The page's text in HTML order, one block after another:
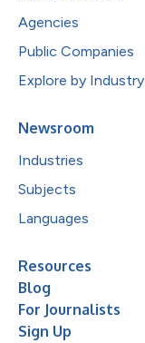
Agencies
Public Companies
Explore by Industry
Newsroom
Industries
Subjects
Languages
Resources
Blog
For Journalists
Sign Up